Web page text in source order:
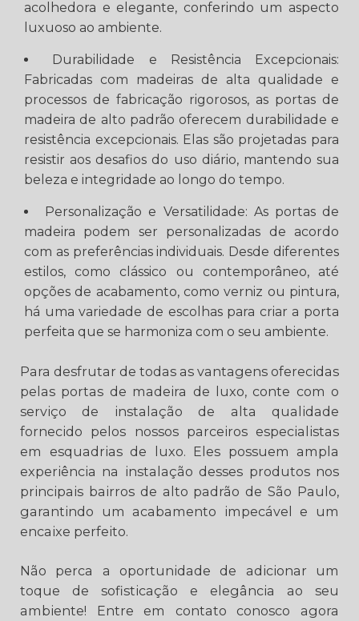
acolhedora e elegante, conferindo um aspecto
luxuoso ao ambiente.
Durabilidade e Resistência Excepcionais:
Fabricadas com madeiras de alta qualidade e
processos de fabricação rigorosos, as portas de
madeira de alto padrão oferecem durabilidade e
resistência excepcionais. Elas são projetadas para
resistir aos desafios do uso diário, mantendo sua
beleza e integridade ao longo do tempo.
Personalização e Versatilidade: As portas de
madeira podem ser personalizadas de acordo
com as preferências individuais. Desde diferentes
estilos, como clássico ou contemporâneo, até
opções de acabamento, como verniz ou pintura,
há uma variedade de escolhas para criar a porta
perfeita que se harmoniza com o seu ambiente.
Para desfrutar de todas as vantagens oferecidas
pelas portas de madeira de luxo, conte com o
serviço de instalação de alta qualidade
fornecido pelos nossos parceiros especialistas
em esquadrias de luxo. Eles possuem ampla
experiência na instalação desses produtos nos
principais bairros de alto padrão de São Paulo,
garantindo um acabamento impecável e um
encaixe perfeito.
Não perca a oportunidade de adicionar um
toque de sofisticação e elegância ao seu
ambiente! Entre em contato conosco agora